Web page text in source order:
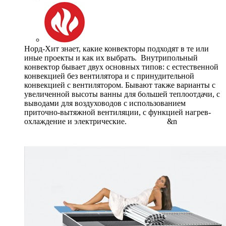
Норд-Хит знает, какие конвекторы подходят в те или
иные проекты и как их выбрать. Внутрипольный
конвектор бывает двух основных типов: с естественной
конвекцией без вентилятора и с принудительной
конвекцией с вентилятором. Бывают также варианты с
увеличенной высоты ванны для большей теплоотдачи, с
выводами для воздуховодов с использованием
приточно-вытяжной вентиляции, с функцией нагрев-
охлаждение и электрические. &n